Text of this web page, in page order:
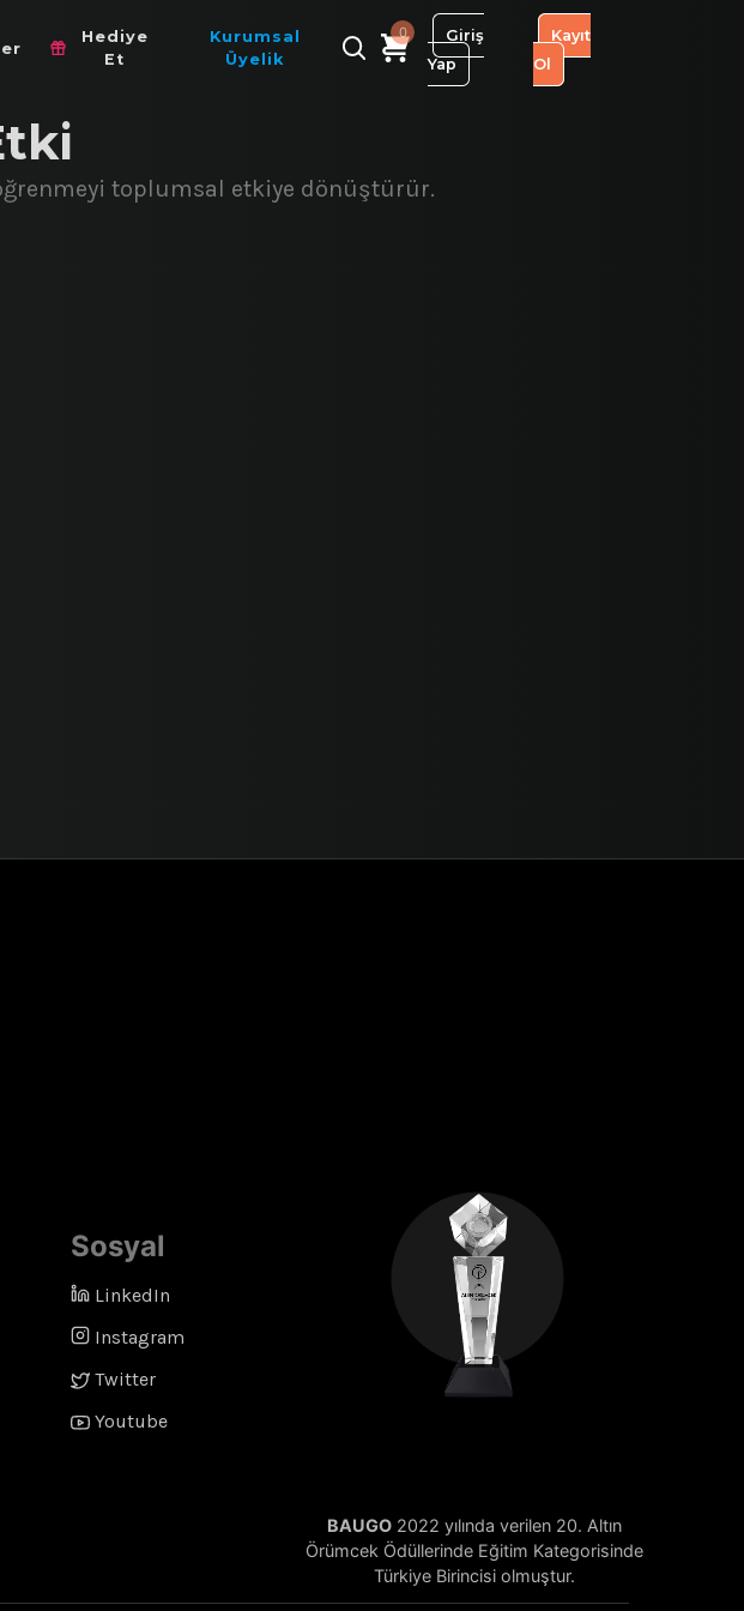
Hediye
Et
Kurumsal
Üyelik
0
Giriş
Yap
Kayıt
Ol
toplumsal etkiye dönüştürür.
Sosyal
LinkedIn
Instagram
Twitter
Youtube
BAUGO 2022 yılında verilen 20. Altın
Örümcek Ödüllerinde Eğitim Kategorisinde
Türkiye Birincisi olmuştur.